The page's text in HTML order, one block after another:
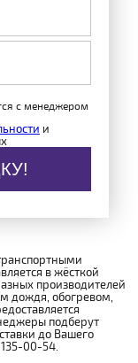
с менеджером
и
в жёсткой
производителей
дождя, обогревом,
подберут
до Вашего
00-54.